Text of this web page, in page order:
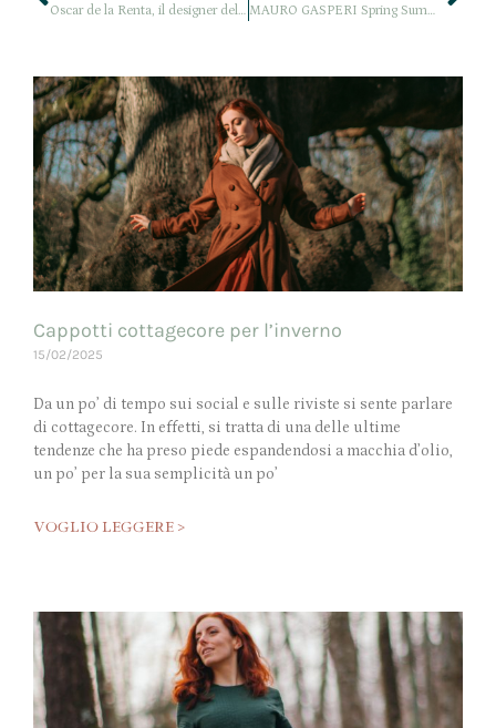
Oscar de la Renta, il designer delle principesse MAURO GASPERI Spring Summer 2015, il fil rouge della libellula
Cappotti cottagecore per l’inverno
15/02/2025
Da un po’ di tempo sui social e sulle riviste si sente parlare
di cottagecore. In effetti, si tratta di una delle ultime
tendenze che ha preso piede espandendosi a macchia d’olio,
un po’ per la sua semplicità un po’
VOGLIO LEGGERE >